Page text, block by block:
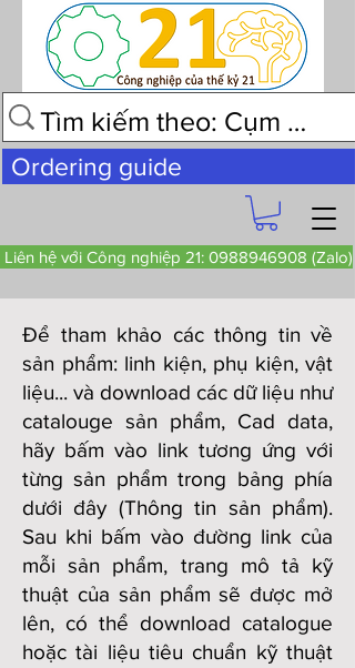
Ordering guide
Liên hệ với Công nghiệp 21: 0988946908 (Zalo)
Để tham khảo các thông tin về
sản phẩm: linh kiện, phụ kiện, vật
liệu... và download các dữ liệu như
catalouge sản phẩm, Cad data,
hãy bấm vào link tương ứng với
từng sản phẩm trong bảng phía
dưới đây (Thông tin sản phẩm).
Sau khi bấm vào đường link của
mỗi sản phẩm, trang mô tả kỹ
thuật của sản phẩm sẽ được mở
lên, có thể download catalogue
hoặc tài liệu tiêu chuẩn kỹ thuật